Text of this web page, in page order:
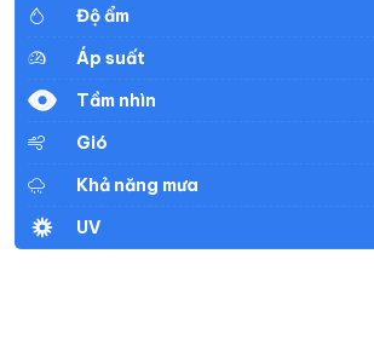
Độ ẩm
Áp suất
Tầm nhìn
Gió
Khả năng mưa
UV